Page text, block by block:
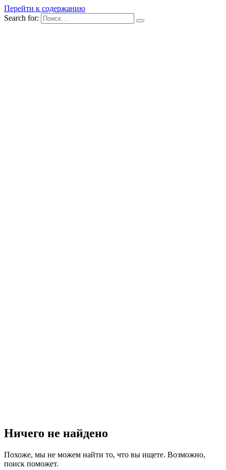
Перейти к содержанию
Search for:
Ничего не найдено
Похоже, мы не можем найти то, что вы ищете. Возможно,
поиск поможет.